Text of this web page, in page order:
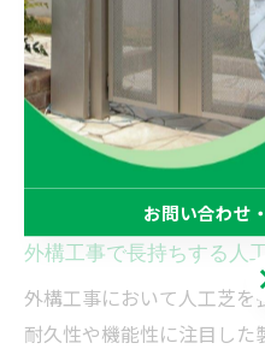
安心です。
長く安心でき
事の
外構工事で長持ちする人
外構工事において人工芝を
耐久性や機能性に注目した
お問い合わせ
お問い合わせ